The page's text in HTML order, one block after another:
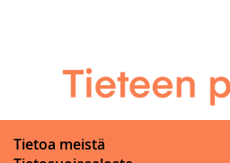
Tietoa meistä